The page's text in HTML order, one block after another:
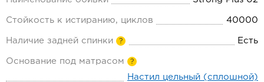
Стойкость к истиранию, циклов 40000
Наличие задней спинки ? Есть
Основание под матрасом ?
Настил цельный (сплошной)